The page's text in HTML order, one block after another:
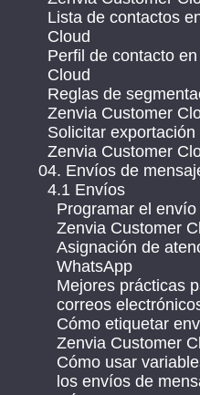
Lista de contactos
Cloud
Perfil de contacto
Cloud
Reglas de
Zenvia Customer
Solicitar
Zenvia Customer
04. Envíos de
4.1 Envíos
Programar el
Zenvia Customer
Asignación de
WhatsApp
Mejores prácticas
correos
Cómo etiquetar
Zenvia Customer
Cómo usar
los envíos de